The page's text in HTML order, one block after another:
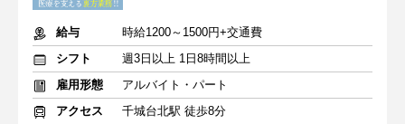
給与
時給1200～1500円+交通費
シフト
週3日以上 1日8時間以上
雇用形態
アルバイト・パート
アクセス
千城台北駅 徒歩8分